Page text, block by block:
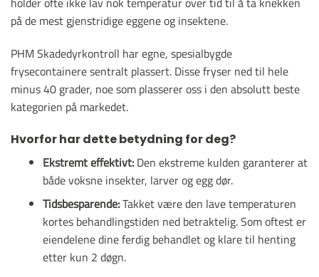
på de mest gjenstridige eggene og insektene.
PHM Skadedyrkontroll har egne, spesialbygde
frysecontainere sentralt plassert. Disse fryser ned til hele
minus 40 grader, noe som plasserer oss i den absolutt beste
kategorien på markedet.
Hvorfor har dette betydning for deg?
Ekstremt effektivt:Den ekstreme kulden garanterer at
både voksne insekter, larver og egg dør.
Tidsbesparende:Takket være den lave temperaturen
kortes behandlingstiden ned betraktelig. Som oftest er
eiendelene dine ferdig behandlet og klare til henting
etter kun 2 døgn.